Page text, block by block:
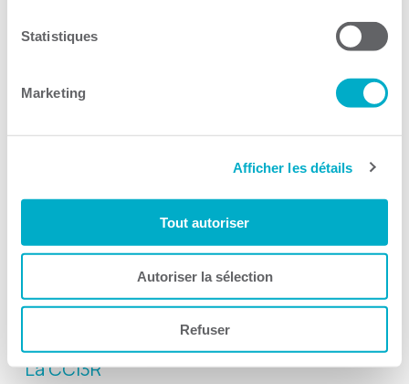
Statistiques
Marketing
Afficher les détails
Tout autoriser
Autoriser la sélection
Refuser
Solutions RH
La CCI3R